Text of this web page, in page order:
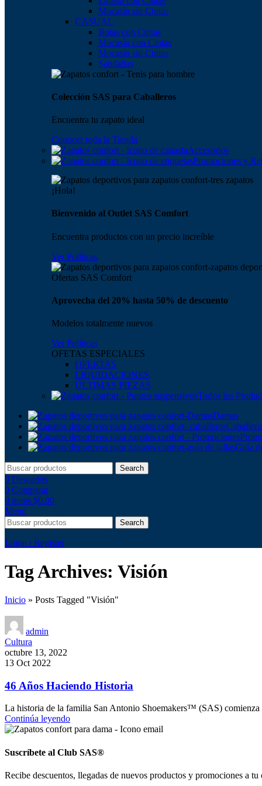
Mocasín sin Cintas
CASUAL
Botas con Cintas
Mocasín con Cintas
Mocasín sin Cintas
Sandalias
Colección SAS para Caballeros
Encuentra tu zapato ideal
Conocer toda la Tienda
Accesorios
Promociones y
¡Hola!
Bienvenido al Outlet SAS Comfort
Encuentra productos con un precio increíble
Ver Políticas
Ofertas SAS Comfort
Aprovecha del 20% hasta 50% de descuento
Modelos totalmente nuevos
Ver Políticas
OFETAS ESPECIALES
OFERTAS
LIQUIDACIONES
ÚLTIMAS PIEZAS
Todos los
Damas
Guía
Search
0 Deseados
0 Comparar
0 items $0.00
Menú
Search
Login / Register
Tag Archives: Visión
Inicio » Posts Tagged "Visión"
admin
Cultura
octubre 13, 2022
13 Oct 2022
46 Años Haciendo Historia
La historia de la familia San Antonio Shoemakers™ (SAS)
Continúa leyendo
Suscríbete al Club SAS®
Recibe descuentos, llegadas de nuevos productos y promociones a tu